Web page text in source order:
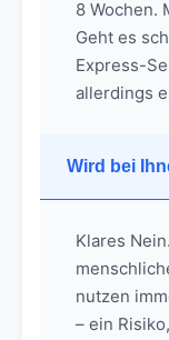
8 Wochen.
Geht es
Express-
allerdings
Wird bei
Klares
nutzen
– ein